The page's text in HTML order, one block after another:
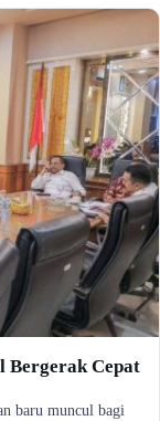
Bergerak Cepat
baru muncul bagi